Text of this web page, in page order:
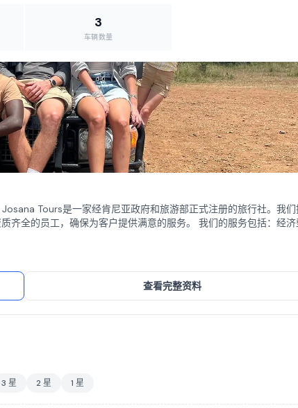
3
车辆数量
Tours是一家经肯尼亚政府和旅游部正式注册的旅行社。我们
为客户提供满意的服务。 我们的服务包括：经济型旅
查看完整资料
3 星 2 星 1 星